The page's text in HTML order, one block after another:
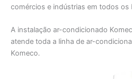
comércios e indústrias em todos os
A instalação ar-condicionado
atende toda a linha de ar-
Komeco.